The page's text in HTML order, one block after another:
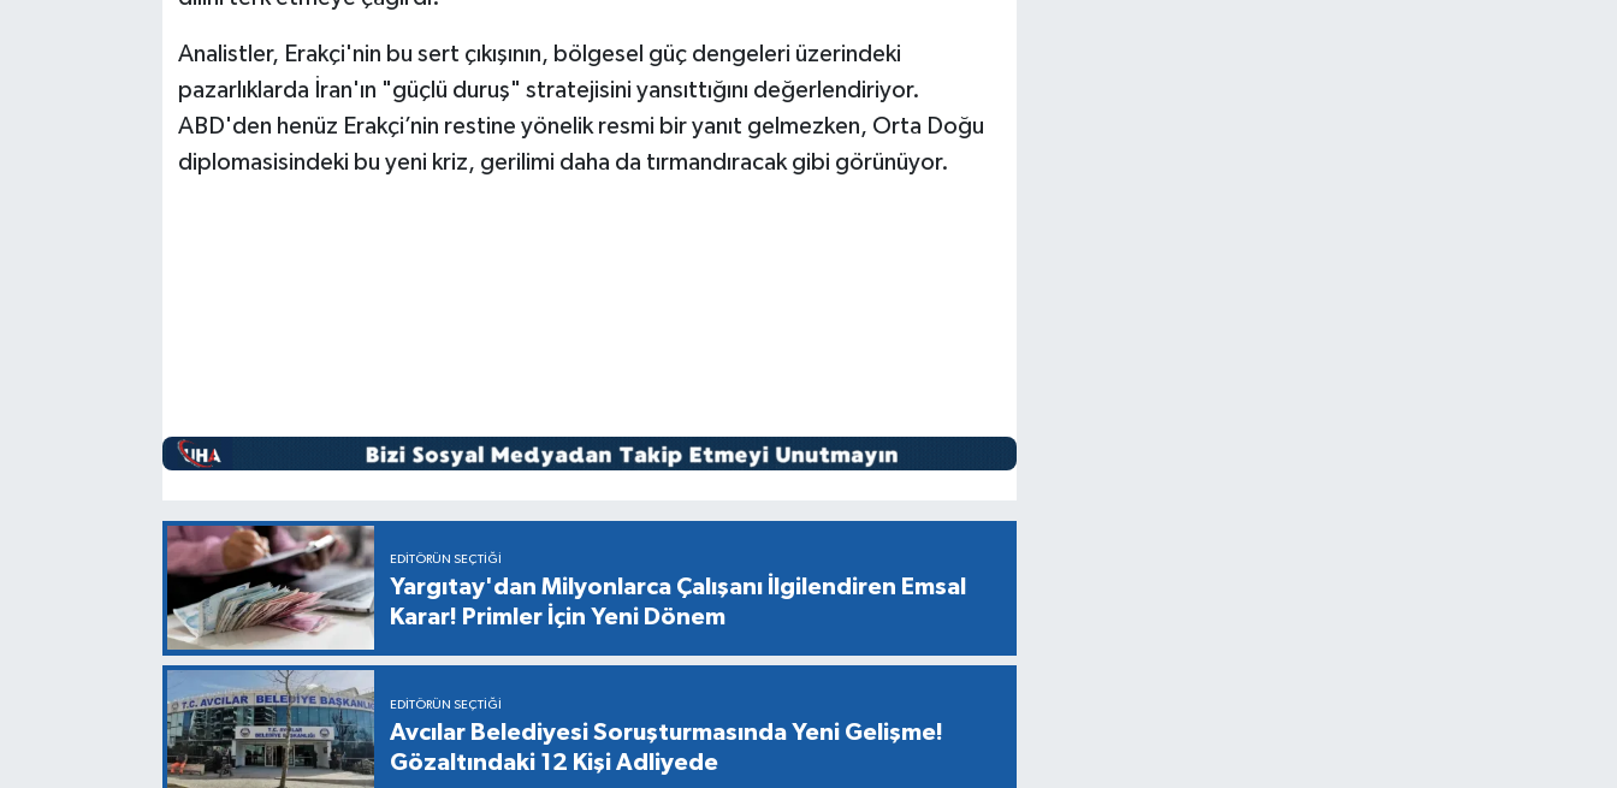
Analistler, Erakçi'nin bu sert çıkışının, bölgesel güç dengeleri üzerindeki
pazarlıklarda İran'ın "güçlü duruş" stratejisini yansıttığını değerlendiriyor.
ABD'den henüz Erakçi’nin restine yönelik resmi bir yanıt gelmezken, Orta Doğu
diplomasisindeki bu yeni kriz, gerilimi daha da tırmandıracak gibi görünüyor.
EDITÖRÜN SEÇTIĞI
Yargıtay'dan Milyonlarca Çalışanı İlgilendiren Emsal
Karar! Primler İçin Yeni Dönem
EDITÖRÜN SEÇTIĞI
Avcılar Belediyesi Soruşturmasında Yeni Gelişme!
Gözaltındaki 12 Kişi Adliyede